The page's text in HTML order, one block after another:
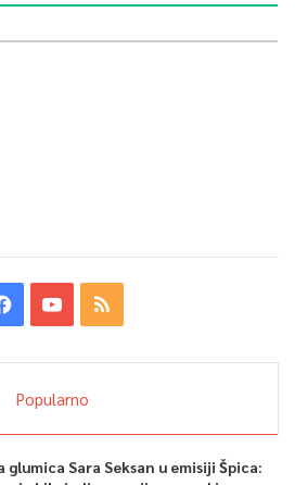
Popularno
glumica Sara Seksan u emisiji Špica: